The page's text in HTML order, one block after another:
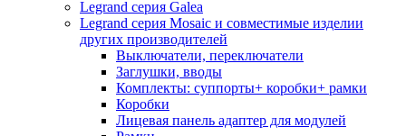
Legrand серия Galea
Legrand серия Mosaic и совместимые изделии
других производителей
Выключатели, переключатели
Заглушки, вводы
Комплекты: суппорты+ коробки+ рамки
Коробки
Лицевая панель адаптер для модулей